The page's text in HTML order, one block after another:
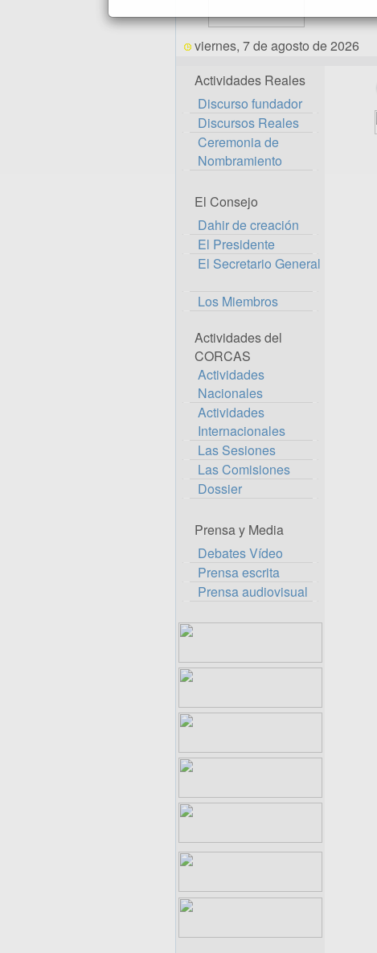
viernes, 7 de agosto de 2026
Actividades Reales
Discurso fundador
Discursos Reales
Ceremonia de
Nombramiento
El Consejo
Dahir de creación
El Presidente
El Secretario General
Los Miembros
Actividades del
CORCAS
Actividades
Nacionales
Actividades
Internacionales
Las Sesiones
Las Comisiones
Dossier
Prensa y Media
Debates Vídeo
Prensa escrita
Prensa audiovisual